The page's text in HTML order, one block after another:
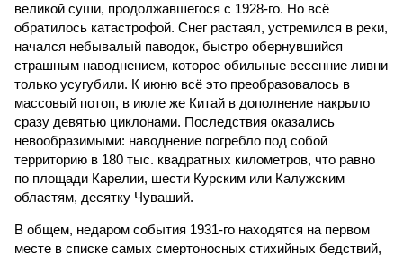
великой суши, продолжавшегося с 1928-го. Но всё
обратилось катастрофой. Снег растаял, устремился в реки,
начался небывалый паводок, быстро обернувшийся
страшным наводнением, которое обильные весенние ливни
только усугубили. К июню всё это преобразовалось в
массовый потоп, в июле же Китай в дополнение накрыло
сразу девятью циклонами. Последствия оказались
невообразимыми: наводнение погребло под собой
территорию в 180 тыс. квадратных километров, что равно
по площади Карелии, шести Курским или Калужским
областям, десятку Чуваший.
В общем, недаром события 1931-го находятся на первом
месте в списке самых смертоносных стихийных бедствий,